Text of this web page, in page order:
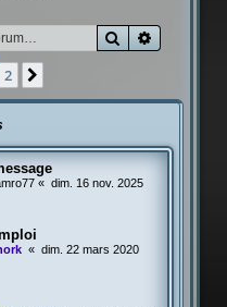
e
Rechercher
2
« dim. 16 nov. 2025
« dim. 22 mars 2020